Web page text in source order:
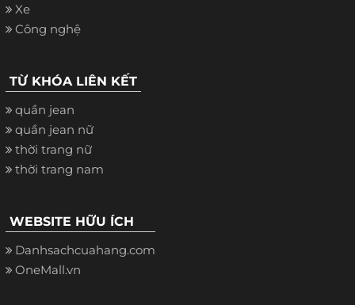
Xe
Công nghệ
TỪ KHÓA LIÊN KẾT
quần jean
quần jean nữ
thời trang nữ
thời trang nam
WEBSITE HỮU ÍCH
Danhsachcuahang.com
OneMall.vn